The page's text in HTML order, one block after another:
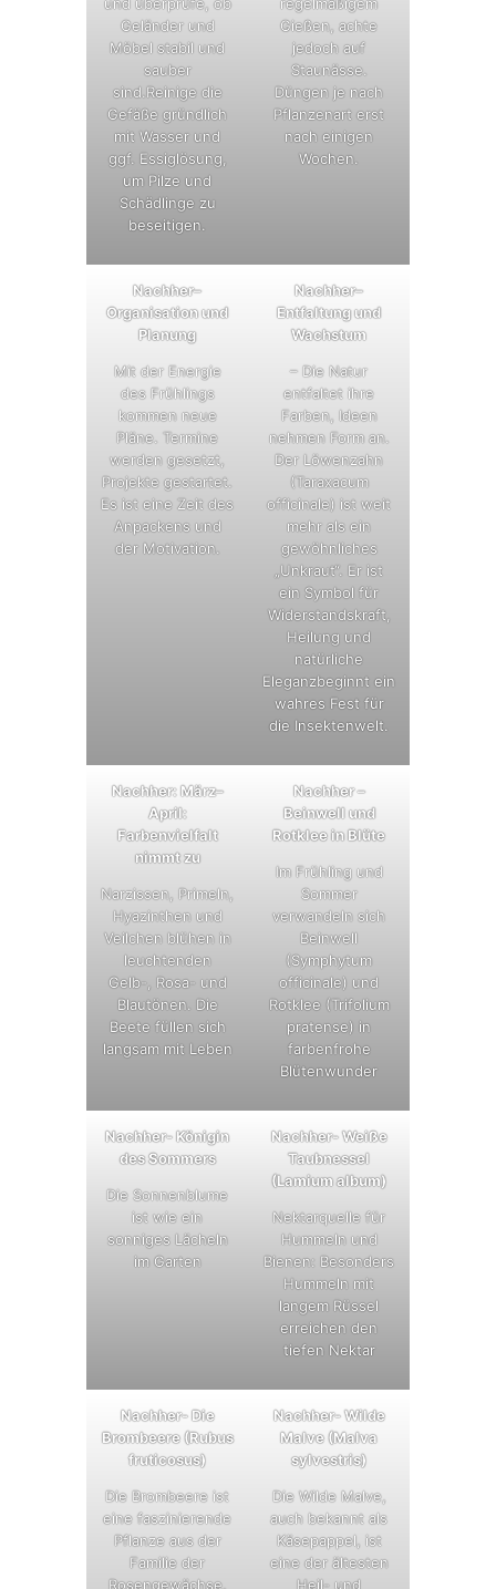
Geländer und
Möbel stabil und
sauber
sind.Reinige die
Gefäße gründlich
mit Wasser und
ggf. Essiglösung,
um Pilze und
Schädlinge zu
beseitigen.
Gießen, achte
jedoch auf
Staunässe.
Düngen je nach
Pflanzenart erst
nach einigen
Wochen.
Nachher–
Organisation und
Planung
Mit der Energie
des Frühlings
kommen neue
Pläne. Termine
werden gesetzt,
Projekte gestartet.
Es ist eine Zeit des
Anpackens und
der Motivation.
Nachher–
Entfaltung und
Wachstum
– Die Natur
entfaltet ihre
Farben, Ideen
nehmen Form an.
Der Löwenzahn
(Taraxacum
officinale) ist weit
mehr als ein
gewöhnliches
„Unkraut“. Er ist
ein Symbol für
Widerstandskraft,
Heilung und
natürliche
Eleganzbeginnt ein
wahres Fest für
die Insektenwelt.
Nachher: März–
April:
Farbenvielfalt
nimmt zu
Narzissen, Primeln,
Hyazinthen und
Veilchen blühen in
leuchtenden
Gelb-, Rosa- und
Blautönen. Die
Beete füllen sich
langsam mit Leben
Nachher –
Beinwell und
Rotklee in Blüte
Im Frühling und
Sommer
verwandeln sich
Beinwell
(Symphytum
officinale) und
Rotklee (Trifolium
pratense) in
farbenfrohe
Blütenwunder
Nachher- Königin
des Sommers
Die Sonnenblume
ist wie ein
sonniges Lächeln
im Garten
Nachher- Weiße
Taubnessel
(Lamium album)
Nektarquelle für
Hummeln und
Bienen: Besonders
Hummeln mit
langem Rüssel
erreichen den
tiefen Nektar
Nachher- Die
Brombeere (Rubus
fruticosus)
Die Brombeere ist
eine faszinierende
Pflanze aus der
Familie der
Rosengewächse,
Nachher- Wilde
Malve (Malva
sylvestris)
Die Wilde Malve,
auch bekannt als
Käsepappel, ist
eine der ältesten
Heil- und